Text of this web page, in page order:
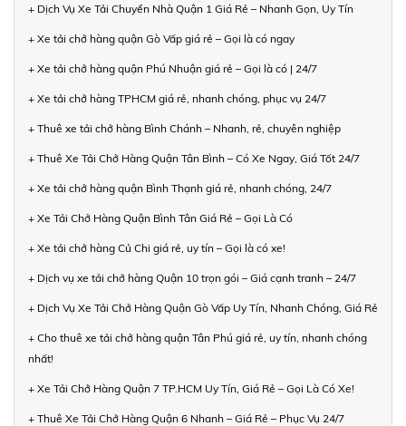
+ Dịch Vụ Xe Tải Chuyển Nhà Quận 1 Giá Rẻ – Nhanh Gọn, Uy Tín
+ Xe tải chở hàng quận Gò Vấp giá rẻ – Gọi là có ngay
+ Xe tải chở hàng quận Phú Nhuận giá rẻ – Gọi là có | 24/7
+ Xe tải chở hàng TPHCM giá rẻ, nhanh chóng, phục vụ 24/7
+ Thuê xe tải chở hàng Bình Chánh – Nhanh, rẻ, chuyên nghiệp
+ Thuê Xe Tải Chở Hàng Quận Tân Bình – Có Xe Ngay, Giá Tốt 24/7
+ Xe tải chở hàng quận Bình Thạnh giá rẻ, nhanh chóng, 24/7
+ Xe Tải Chở Hàng Quận Bình Tân Giá Rẻ – Gọi Là Có
+ Xe tải chở hàng Củ Chi giá rẻ, uy tín – Gọi là có xe!
+ Dịch vụ xe tải chở hàng Quận 10 trọn gói – Giá cạnh tranh – 24/7
+ Dịch Vụ Xe Tải Chở Hàng Quận Gò Vấp Uy Tín, Nhanh Chóng, Giá Rẻ
+ Cho thuê xe tải chở hàng quận Tân Phú giá rẻ, uy tín, nhanh chóng
nhất!
+ Xe Tải Chở Hàng Quận 7 TP.HCM Uy Tín, Giá Rẻ – Gọi Là Có Xe!
+ Thuê Xe Tải Chở Hàng Quận 6 Nhanh – Giá Rẻ – Phục Vụ 24/7